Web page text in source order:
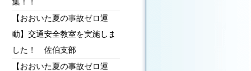
集！！
【おおいた夏の事故ゼロ運
動】交通安全教室を実施しま
した！ 佐伯支部
【おおいた夏の事故ゼロ運